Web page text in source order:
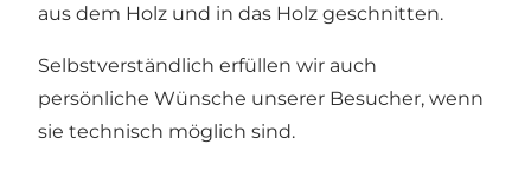
aus dem Holz und in das Holz geschnitten.
Selbstverständlich erfüllen wir auch
persönliche Wünsche unserer Besucher, wenn
sie technisch möglich sind.